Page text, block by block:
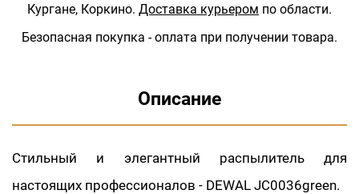
Кургане, Коркино. Доставка курьером по области.
Безопасная покупка - оплата при получении товара.
Описание
Стильный и элегантный распылитель для
настоящих профессионалов - DEWAL JC0036green.